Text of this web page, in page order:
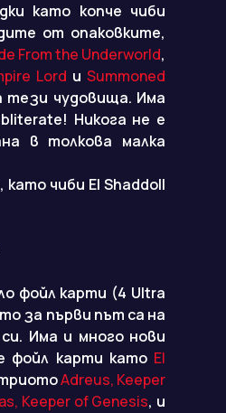
като копче чиби
от опаковките,
From the Underworld,
Lord иSummoned
тези чудовища. Има
Никога не е
в толкова малка
чиби El Shaddoll
фойл карти (4 Ultra
за първи път са на
Има и много нови
фойл карти катоEl
Adreus, Keeper
Keeper of Genesis, и